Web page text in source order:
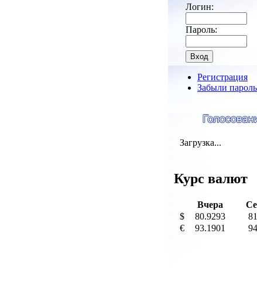
Логин:
Пароль:
Регистрация
Забыли
Загрузка...
Курс валют
Вчера
$
80.9293
€
93.1901